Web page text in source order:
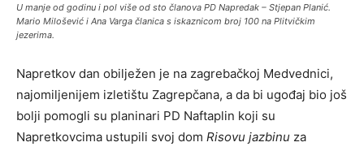
U manje od godinu i pol više od sto članova PD Napredak – Stjepan Planić.
Mario Milošević i Ana Varga članica s iskaznicom broj 100 na Plitvičkim
jezerima.
Napretkov dan obilježen je na zagrebačkoj Medvednici,
najomiljenijem izletištu Zagrepčana, a da bi ugođaj bio još
bolji pomogli su planinari PD Naftaplin koji su
Napretkovcima ustupili svoj dom Risovu jazbinu za